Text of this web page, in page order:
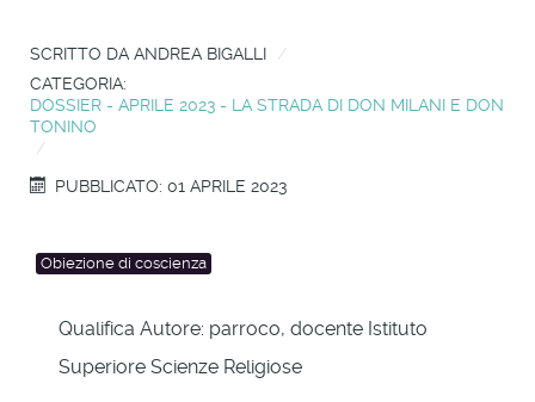
SCRITTO DA ANDREA BIGALLI
CATEGORIA:
DOSSIER - APRILE 2023 - LA STRADA DI DON MILANI E DON
TONINO
PUBBLICATO: 01 APRILE 2023
Obiezione di coscienza
Qualifica Autore: parroco, docente Istituto
Superiore Scienze Religiose